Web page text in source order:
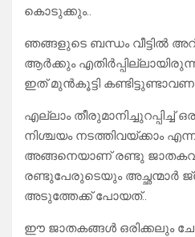
കൊടുക്കും..
ഞങ്ങളുടെ ബന്ധം വീട്ടിൽ
ആർക്കും
ഇത് മുൻകൂട്ടി
എല്ലാം തീരുമാനിച്ചുറപ്പിച്ച്
നിശ്ചയം നടത്തിവയ്ക്കാം
അങ്ങനെയാണ് രണ്ടു
രണ്ടുപേരുടെയും അച്ഛന്മാർ
അടുത്തേക്ക് പോയത്..
ഈ ജാതകങ്ങൾ ഒരിക്കലും